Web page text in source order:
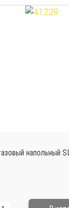
напольный